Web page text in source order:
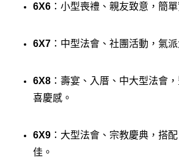
6X6：小型喪禮、親友致意，簡單
6X7：中型法會、社團活動，氣派
6X8：壽宴、入厝、中大型法會
喜慶感。
6X9：大型法會、宗教慶典，搭
佳。